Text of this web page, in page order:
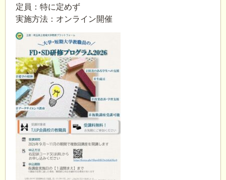
定員：特に定めず
実施方法：オンライン開催